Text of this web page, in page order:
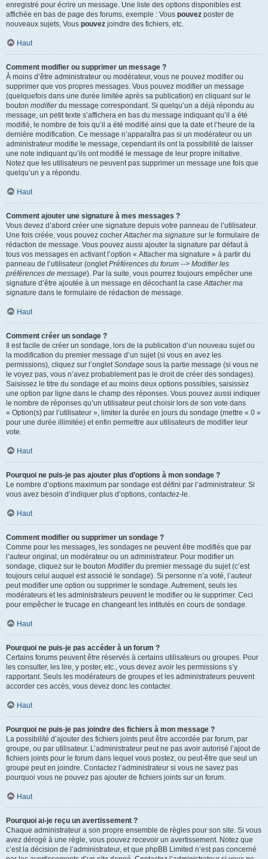
enregistré pour écrire un message. Une liste des options disponibles est
affichée en bas de page des forums, exemple : Vous pouvez poster de
nouveaux sujets, Vous pouvez joindre des fichiers, etc.
Haut
Comment modifier ou supprimer un message ?
À moins d’être administrateur ou modérateur, vous ne pouvez modifier ou
supprimer que vos propres messages. Vous pouvez modifier un message
(quelquefois dans une durée limitée après sa publication) en cliquant sur le
bouton modifierdu message correspondant. Si quelqu’un a déjà répondu au
message, un petit texte s’affichera en bas du message indiquant qu’il a été
modifié, le nombre de fois qu’il a été modifié ainsi que la date et l’heure de la
dernière modification. Ce message n’apparaîtra pas si un modérateur ou un
administrateur modifie le message, cependant ils ont la possibilité de laisser
une note indiquant qu’ils ont modifié le message de leur propre initiative.
Notez que les utilisateurs ne peuvent pas supprimer un message une fois que
quelqu’un y a répondu.
Haut
Comment ajouter une signature à mes messages ?
Vous devez d’abord créer une signature depuis votre panneau de l’utilisateur.
Une fois créée, vous pouvez cocherAttacher ma signature sur le formulaire de
rédaction de message. Vous pouvez aussi ajouter la signature par défaut à
tous vos messages en activant l’option « Attacher ma signature » à partir du
panneau de l’utilisateur (ongletPréférences du forum --> Modifier les
préférences de message). Par la suite, vous pourrez toujours empêcher une
signature d’être ajoutée à un message en décochant la caseAttacher ma
signature dans le formulaire de rédaction de message.
Haut
Comment créer un sondage ?
Il est facile de créer un sondage, lors de la publication d’un nouveau sujet ou
la modification du premier message d’un sujet (si vous en avez les
permissions), cliquez sur l’ongletSondage sous la partie message (si vous ne
le voyez pas, vous n’avez probablement pas le droit de créer des sondages).
Saisissez le titre du sondage et au moins deux options possibles, saisissez
une option par ligne dans le champ des réponses. Vous pouvez aussi indiquer
le nombre de réponses qu’un utilisateur peut choisir lors de son vote dans
« Option(s) par l’utilisateur », limiter la durée en jours du sondage (mettre « 0 »
pour une durée illimitée) et enfin permettre aux utilisateurs de modifier leur
vote.
Haut
Pourquoi ne puis-je pas ajouter plus d’options à mon sondage ?
Le nombre d’options maximum par sondage est défini par l’administrateur. Si
vous avez besoin d’indiquer plus d’options, contactez-le.
Haut
Comment modifier ou supprimer un sondage ?
Comme pour les messages, les sondages ne peuvent être modifiés que par
l’auteur original, un modérateur ou un administrateur. Pour modifier un
sondage, cliquez sur le bouton Modifierdu premier message du sujet (c’est
toujours celui auquel est associé le sondage). Si personne n’a voté, l’auteur
peut modifier une option ou supprimer le sondage. Autrement, seuls les
modérateurs et les administrateurs peuvent le modifier ou le supprimer. Ceci
pour empêcher le trucage en changeant les intitulés en cours de sondage.
Haut
Pourquoi ne puis-je pas accéder à un forum ?
Certains forums peuvent être réservés à certains utilisateurs ou groupes. Pour
les consulter, les lire, y poster, etc., vous devez avoir les permissions s’y
rapportant. Seuls les modérateurs de groupes et les administrateurs peuvent
accorder ces accès, vous devez donc les contacter.
Haut
Pourquoi ne puis-je pas joindre des fichiers à mon message ?
La possibilité d’ajouter des fichiers joints peut être accordée par forum, par
groupe, ou par utilisateur. L’administrateur peut ne pas avoir autorisé l’ajout de
fichiers joints pour le forum dans lequel vous postez, ou peut-être que seul un
groupe peut en joindre. Contactez l’administrateur si vous ne savez pas
pourquoi vous ne pouvez pas ajouter de fichiers joints sur un forum.
Haut
Pourquoi ai-je reçu un avertissement ?
Chaque administrateur a son propre ensemble de règles pour son site. Si vous
avez dérogé à une règle, vous pouvez recevoir un avertissement. Notez que
c’est la décision de l’administrateur, et que phpBB Limited n’est pas concerné